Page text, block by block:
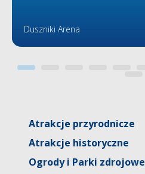
Duszniki Arena
Atrakcje przyrodnicze
Atrakcje historyczne
Ogrody i Parki zdrojowe